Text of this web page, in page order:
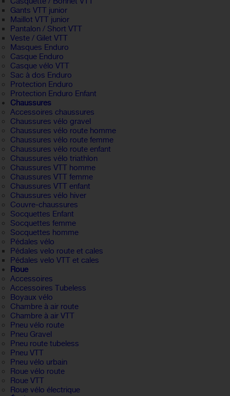
Gants VTT junior
Maillot VTT junior
Pantalon / Short VTT
Veste / Gilet VTT
Masques Enduro
Casque Enduro
Casque vélo VTT
Sac à dos Enduro
Protection Enduro
Protection Enduro Enfant
Chaussures
Accessoires chaussures
Chaussures vélo gravel
Chaussures vélo route homme
Chaussures vélo route femme
Chaussures vélo route enfant
Chaussures vélo triathlon
Chaussures VTT homme
Chaussures VTT femme
Chaussures VTT enfant
Chaussures vélo hiver
Couvre-chaussures
Socquettes Enfant
Socquettes femme
Socquettes homme
Pédales vélo
Pédales velo route et cales
Pédales velo VTT et cales
Roue
Accessoires
Accessoires Tubeless
Boyaux vélo
Chambre à air route
Chambre à air VTT
Pneu vélo route
Pneu Gravel
Pneu route tubeless
Pneu VTT
Pneu vélo urbain
Roue vélo route
Roue VTT
Roue vélo électrique